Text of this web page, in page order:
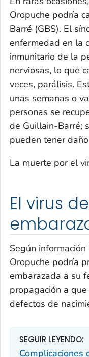
Oropuche podría
Barré (GBS). El
enfermedad en la
inmunitario de la
nerviosas, lo que
veces, parálisis.
unas semanas o
personas se
de Guillain-Barré;
pueden tener
La muerte por el
El virus
Según
Oropuche podría
embarazada a su
propagación a
defectos de
SEGUIR LEYENDO:
Complicaciones